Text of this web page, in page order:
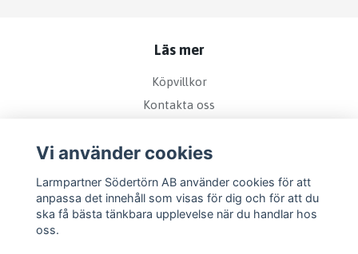
Läs mer
Köpvillkor
Kontakta oss
Sociala medier
Vi använder cookies
Larmpartner Södertörn AB använder cookies för att
anpassa det innehåll som visas för dig och för att du
ska få bästa tänkbara upplevelse när du handlar hos
oss.